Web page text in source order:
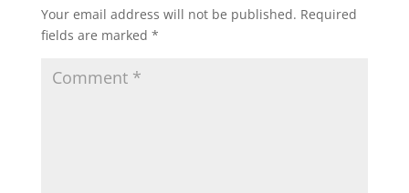
Your email address will not be published. Required
fields are marked *